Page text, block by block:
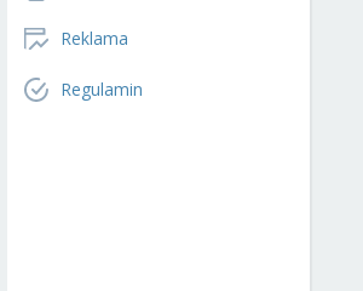
Reklama
Regulamin